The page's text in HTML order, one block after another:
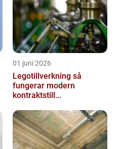
01 juni 2026
Legotillverkning så
fungerar modern
kontraktstill...